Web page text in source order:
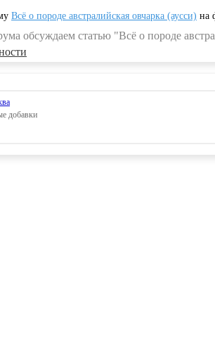
Всё о породе австралийская овчарка (аусси) на
обсуждаем статью "Всё о породе
добавки